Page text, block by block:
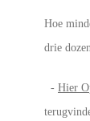
Hoe
drie
- Hier